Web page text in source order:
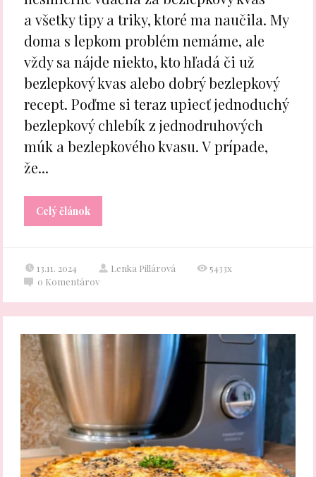
a všetky tipy a triky, ktoré ma naučila. My
doma s lepkom problém nemáme, ale
vždy sa nájde niekto, kto hľadá či už
bezlepkový kvas alebo dobrý bezlepkový
recept. Poďme si teraz upiecť jednoduchý
bezlepkový chlebík z jednodruhových
múk a bezlepkového kvasu. V prípade,
že...
Celý článok
13.11. 2024 Lenka Pillárová
5433x
0 Komentárov